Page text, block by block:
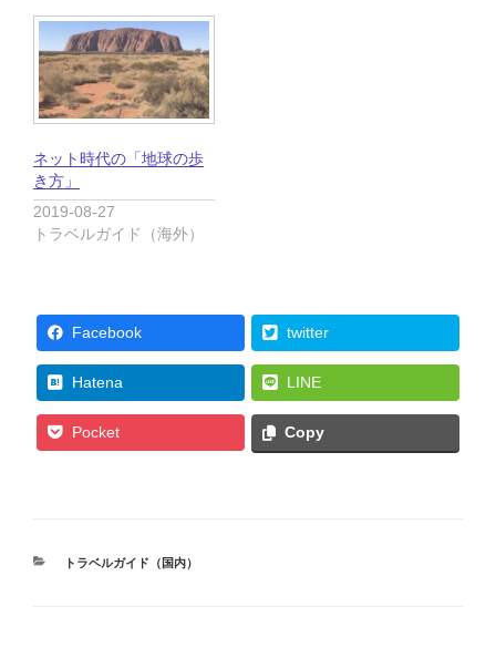
き
ま
す
)
し
い
ウ
ィ
ン
ド
ウ
で
開
ま
す
ネット時代の「地球の歩
き方」
2019-08-27
トラベルガイド（海外）
Facebook twitter
Hatena LINE
Pocket Copy
カトラベルガイド（国内）